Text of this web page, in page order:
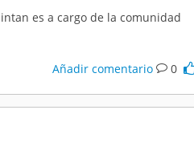
es a cargo de la comunidad
Añadir comentario 0